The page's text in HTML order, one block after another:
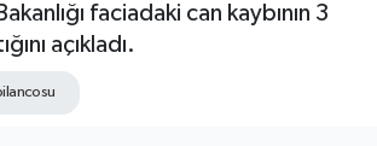
faciadaki can kaybının 3
açıkladı.